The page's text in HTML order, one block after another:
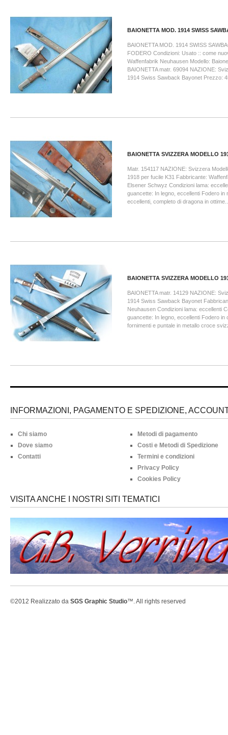
BAIONETTA MOD. 1914 SWISS
BAIONETTA MOD. 1914 SWISS
FODERO Condizioni: Usato :: come
Waffenfabrik Neuhausen Modello:
BAIONETTA matr. 69094 NAZIONE:
1914 Swiss Sawback Bayonet Prezzo:
BAIONETTA SVIZZERA MODELLO
Matr. 154117 NAZIONE: Svizzera
1918 per fucile K31 Fabbricante:
Elsener Schwyz Condizioni lama:
guancette: In legno, eccellenti Fodero in
eccellenti, completo di dragona in
BAIONETTA SVIZZERA MODELLO
BAIONETTA matr. 14129 NAZIONE:
1914 Swiss Sawback Bayonet
Neuhausen Condizioni lama: eccellenti
guancette: In legno, eccellenti Fodero in
fornimenti e puntale in metallo croce
INFORMAZIONI, PAGAMENTO E SPEDIZIONE,
Chi siamo
Dove siamo
Contatti
Metodi di pagamento
Costi e Metodi di Spedizione
Termini e condizioni
Privacy Policy
Cookies Policy
VISITA ANCHE I NOSTRI SITI TEMATICI
©2012 Realizzato da SGS Graphic Studio™. All rights reserved